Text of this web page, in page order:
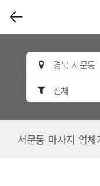
경북 서문동
전체
서문동 마사지 업